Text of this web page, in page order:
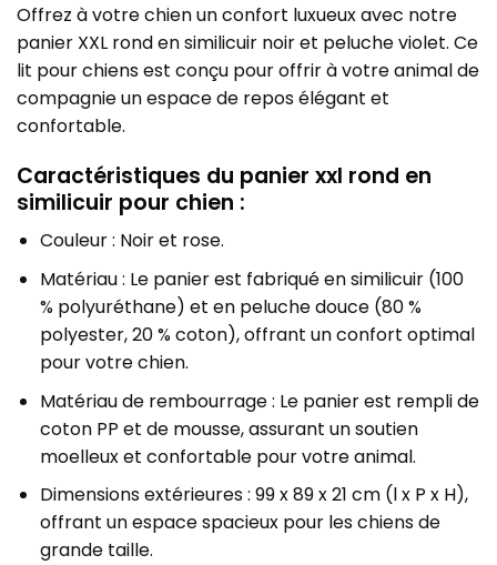
Offrez à votre chien un confort luxueux avec notre
panier XXL rond en similicuir noir et peluche violet. Ce
lit pour chiens est conçu pour offrir à votre animal de
compagnie un espace de repos élégant et
confortable.
Caractéristiques du panier xxl rond en
similicuir pour chien :
Couleur : Noir et rose.
Matériau : Le panier est fabriqué en similicuir (100
% polyuréthane) et en peluche douce (80 %
polyester, 20 % coton), offrant un confort optimal
pour votre chien.
Matériau de rembourrage : Le panier est rempli de
coton PP et de mousse, assurant un soutien
moelleux et confortable pour votre animal.
Dimensions extérieures : 99 x 89 x 21 cm (l x P x H),
offrant un espace spacieux pour les chiens de
grande taille.